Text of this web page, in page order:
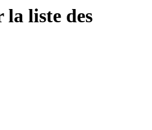
la liste des